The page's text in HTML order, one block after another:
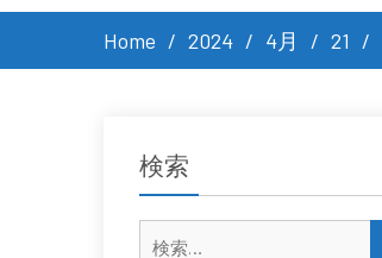
Home 2024 4月 21
検索